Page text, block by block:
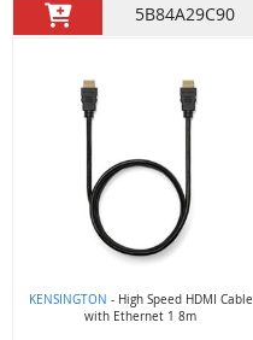
5B84A29C90
KENSINGTON - High Speed HDMI Cable
with Ethernet 1 8m